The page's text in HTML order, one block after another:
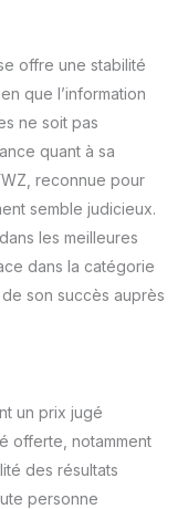
pour
direct
de
évite la
du chocolat.
le
contrôlée
par la
hors tension
offre une stabilité
que l’information
ne soit pas
quant à sa
reconnue pour
semble judicieux.
les meilleures
dans la catégorie
son succès auprès
un prix jugé
offerte, notamment
des résultats
personne